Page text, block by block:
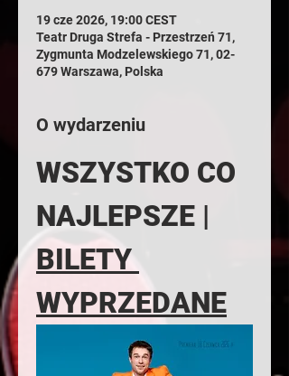
19 cze 2026, 19:00 CEST
Teatr Druga Strefa - Przestrzeń 71,
Zygmunta Modzelewskiego 71, 02-
679 Warszawa, Polska
O wydarzeniu
WSZYSTKO CO
NAJLEPSZE |
BILETY
WYPRZEDANE